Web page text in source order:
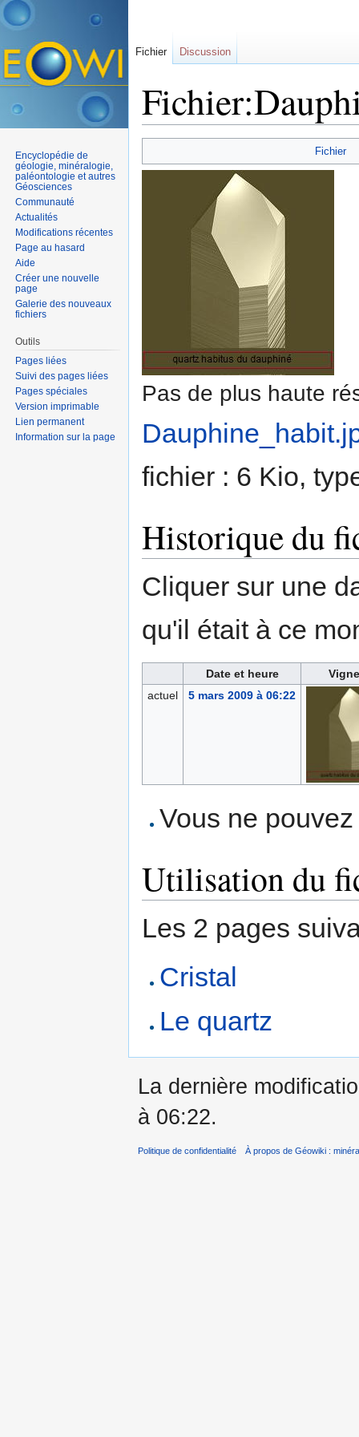
Fichier
Pas de plus haute
fichier : 6 Kio,
Historique du
Cliquer sur une
qu'il était à ce
Date et heure
actuel
5 mars 2009 à 06:22
Vous ne
Utilisation du
Les 2 pages
Cristal
Le quartz
Fichier Discussion
Encyclopédie de
géologie, minéralogie,
paléontologie et autres
Géosciences
Communauté
Actualités
Modifications récentes
Page au hasard
Aide
Créer une nouvelle
page
Galerie des nouveaux
fichiers
Outils
Pages liées
Suivi des pages liées
Pages spéciales
Version imprimable
Lien permanent
Information sur la page
La dernière
à 06:22.
Politique de confidentialité À propos de Géowiki :